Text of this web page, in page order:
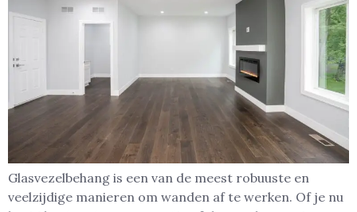
Glasvezelbehang is een van de meest robuuste en
veelzijdige manieren om wanden af te werken. Of je nu